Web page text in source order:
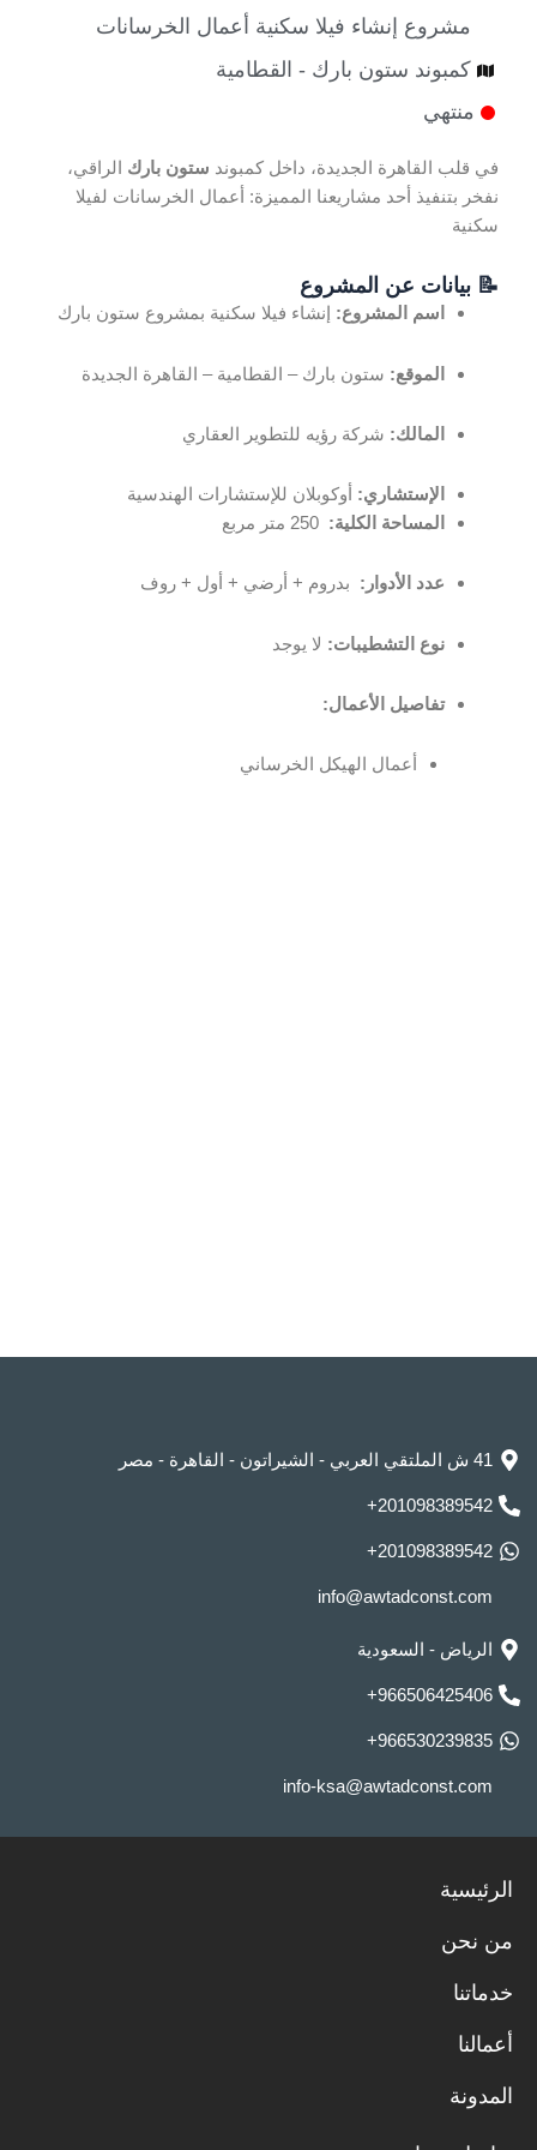
مشروع إنشاء فيلا سكنية أعمال الخرسانات
كمبوند ستون بارك - القطامية
منتهي
في قلب القاهرة الجديدة، داخل كمبوند ستون بارك الراقي،
نفخر بتنفيذ أحد مشاريعنا المميزة: أعمال الخرسانات لفيلا
سكنية
📝 بيانات عن المشروع
اسم المشروع: إنشاء فيلا سكنية بمشروع ستون بارك
الموقع: ستون بارك – القطامية – القاهرة الجديدة
المالك: شركة رؤيه للتطوير العقاري
الإستشاري: أوكوبلان للإستشارات الهندسية
المساحة الكلية: 250 متر مربع
عدد الأدوار: بدروم + أرضي + أول + روف
نوع التشطيبات: لا يوجد
تفاصيل الأعمال:
أعمال الهيكل الخرساني
41 ش الملتقي العربي - الشيراتون - القاهرة - مصر
201098389542+
201098389542+
info@awtadconst.com
الرياض - السعودية
966506425406+
966530239835+
info-ksa@awtadconst.com
الرئيسية
من نحن
خدماتنا
أعمالنا
المدونة